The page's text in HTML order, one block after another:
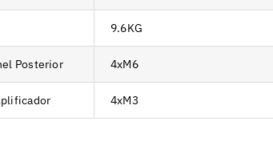
9.6KG
Posterior 4xM6
4xM3